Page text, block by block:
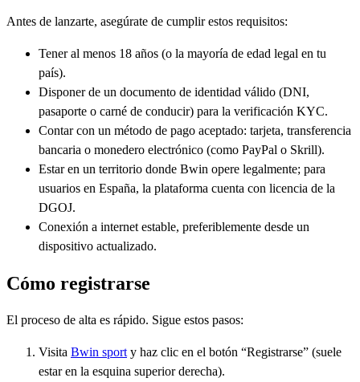
Antes de lanzarte, asegúrate de cumplir estos requisitos:
Tener al menos 18 años (o la mayoría de edad legal en tu
país).
Disponer de un documento de identidad válido (DNI,
pasaporte o carné de conducir) para la verificación KYC.
Contar con un método de pago aceptado: tarjeta, transferencia
bancaria o monedero electrónico (como PayPal o Skrill).
Estar en un territorio donde Bwin opere legalmente; para
usuarios en España, la plataforma cuenta con licencia de la
DGOJ.
Conexión a internet estable, preferiblemente desde un
dispositivo actualizado.
Cómo registrarse
El proceso de alta es rápido. Sigue estos pasos:
Visita Bwin sport y haz clic en el botón “Registrarse” (suele
estar en la esquina superior derecha).